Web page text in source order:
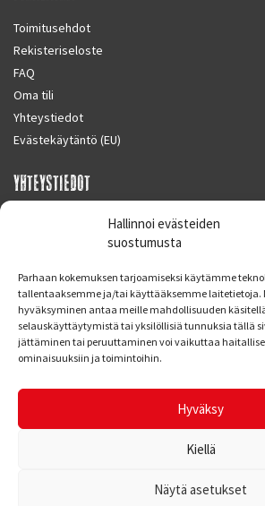
Hallinnoi evästeiden
suostumusta
Parhaan kokemuksen tarjoamiseksi käytämme
tallentaaksemme ja/tai käyttääksemme laitetietoja.
hyväksyminen antaa meille mahdollisuuden
selauskäyttäytymistä tai yksilöllisiä tunnuksia tällä
jättäminen tai peruuttaminen voi vaikuttaa
ominaisuuksiin ja toimintoihin.
Hyväksy
Kiellä
Näytä asetukset
Toimitusehdot
Rekisteriseloste
FAQ
Oma tili
Yhteystiedot
Evästekäytäntö (EU)
YHTEYSTIEDOT
SUPERMOTO CENTER
Finland
Puh. 09 221 7088
info at supermotocenter.fi
Maanantai - Tiistai 09.00 - 17.00
© Supermoto Center